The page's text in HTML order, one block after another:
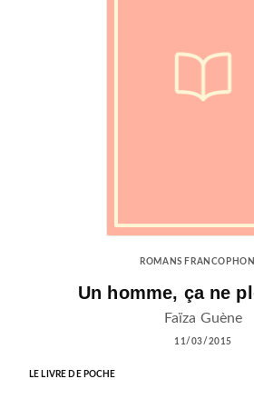
ROMANS
Un homme, ça ne
Faïza Guène
11/03/2015
LE LIVRE DE POCHE